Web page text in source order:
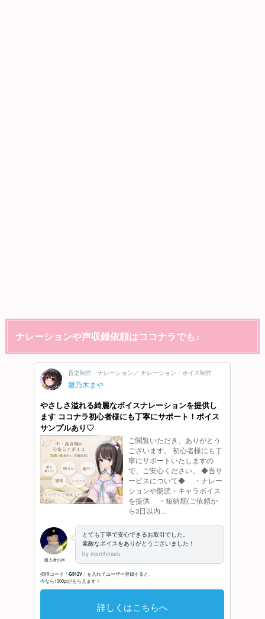
ナレーションや声収録依頼はココナラでも♪